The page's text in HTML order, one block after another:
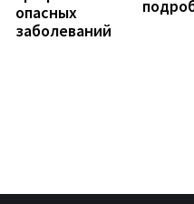
опасных
заболеваний